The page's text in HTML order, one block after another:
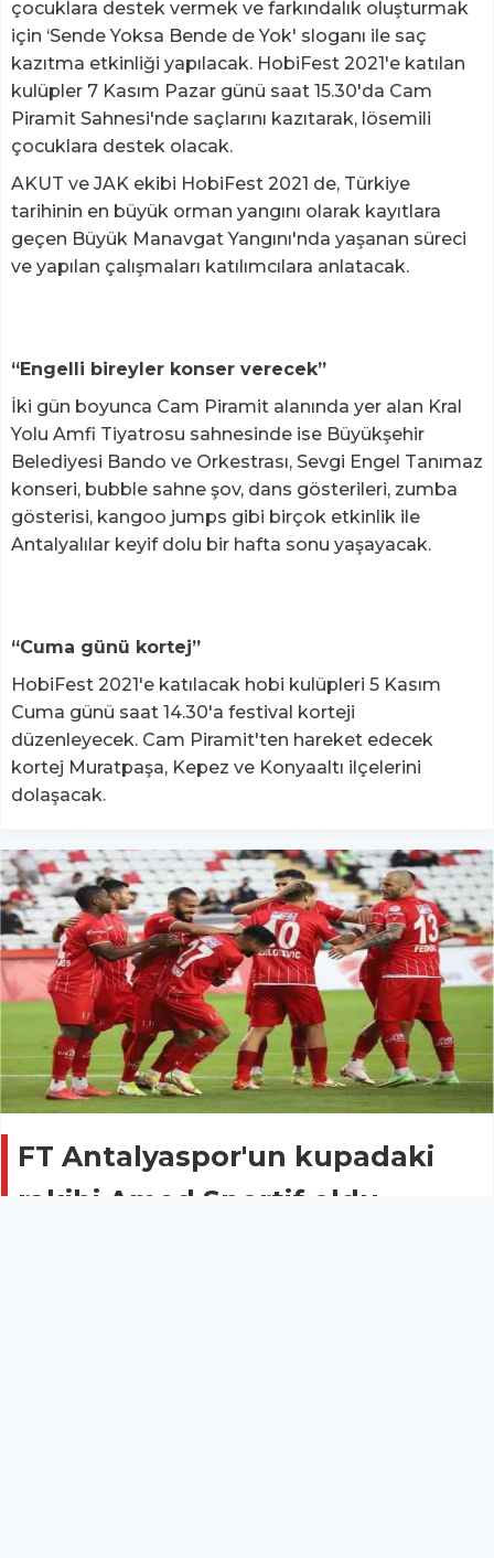
çocuklara destek vermek ve farkındalık oluşturmak
için ‘Sende Yoksa Bende de Yok' sloganı ile saç
kazıtma etkinliği yapılacak. HobiFest 2021'e katılan
kulüpler 7 Kasım Pazar günü saat 15.30'da Cam
Piramit Sahnesi'nde saçlarını kazıtarak, lösemili
çocuklara destek olacak.
AKUT ve JAK ekibi HobiFest 2021 de, Türkiye
tarihinin en büyük orman yangını olarak kayıtlara
geçen Büyük Manavgat Yangını'nda yaşanan süreci
ve yapılan çalışmaları katılımcılara anlatacak.
“Engelli bireyler konser verecek”
İki gün boyunca Cam Piramit alanında yer alan Kral
Yolu Amfi Tiyatrosu sahnesinde ise Büyükşehir
Belediyesi Bando ve Orkestrası, Sevgi Engel Tanımaz
konseri, bubble sahne şov, dans gösterileri, zumba
gösterisi, kangoo jumps gibi birçok etkinlik ile
Antalyalılar keyif dolu bir hafta sonu yaşayacak.
“Cuma günü kortej”
HobiFest 2021'e katılacak hobi kulüpleri 5 Kasım
Cuma günü saat 14.30'a festival korteji
düzenleyecek. Cam Piramit'ten hareket edecek
kortej Muratpaşa, Kepez ve Konyaaltı ilçelerini
dolaşacak.
FT Antalyaspor'un kupadaki
rakibi Amed Sportif oldu